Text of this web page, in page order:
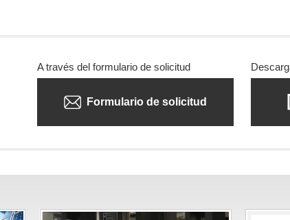
A través del formulario de solicitud
Formulario de solicitud